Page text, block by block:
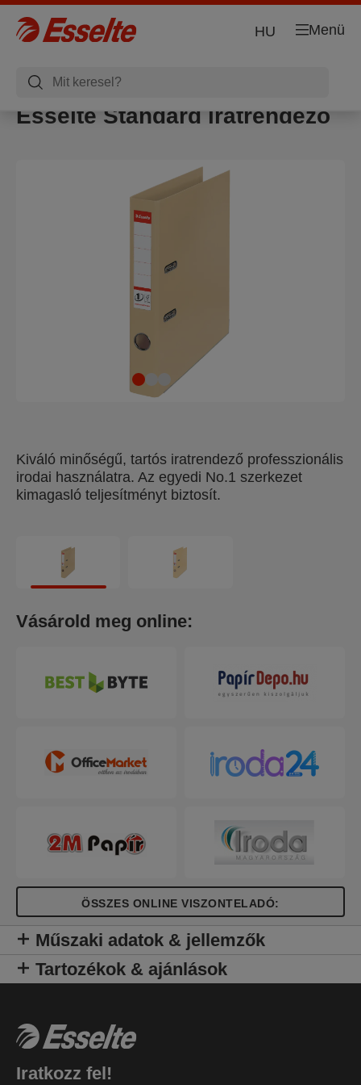
Menü
HU
Esselte Standard iratrendező
Kiváló minőségű, tartós iratrendező professzionális
irodai használatra. Az egyedi No.1 szerkezet
kimagasló teljesítményt biztosít.
Vásárold meg online:
ÖSSZES ONLINE VISZONTELADÓ:
Műszaki adatok & jellemzők
Tartozékok & ajánlások
Iratkozz fel!